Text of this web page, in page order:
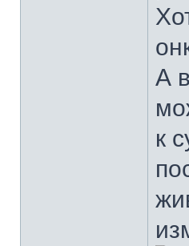
А
к